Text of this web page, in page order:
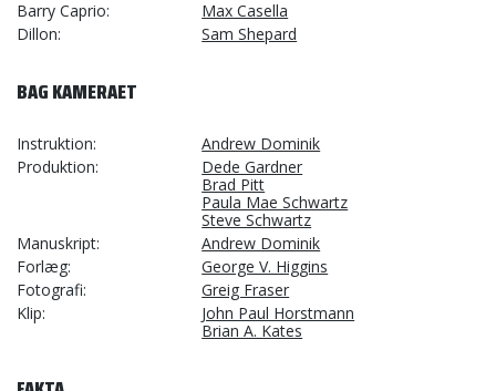
Barry Caprio
Max Casella
Dillon
Sam Shepard
BAG KAMERAET
Instruktion
Andrew Dominik
Produktion
Dede Gardner
Brad Pitt
Paula Mae Schwartz
Steve Schwartz
Manuskript
Andrew Dominik
Forlæg
George V. Higgins
Fotografi
Greig Fraser
Klip
John Paul Horstmann
Brian A. Kates